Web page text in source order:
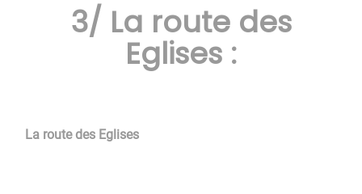
3/ La route des
Eglises :
La route des Eglises